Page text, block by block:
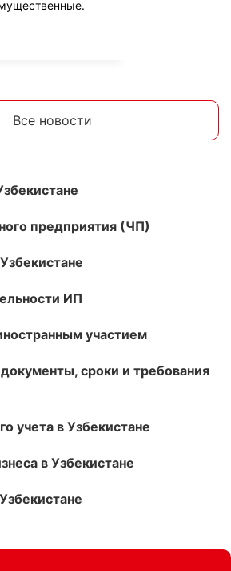
Все новости
предприятия (ЧП)
ИП
участием
сроки и требования
учета в Узбекистане
в Узбекистане